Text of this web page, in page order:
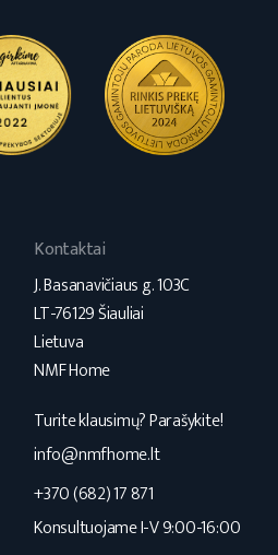
Kontaktai
J. Basanavičiaus g. 103C
LT-76129 Šiauliai
Lietuva
NMF Home
Turite klausimų? Parašykite!
info@nmfhome.lt
+370 (682) 17 871
Konsultuojame I-V 9:00-16:00